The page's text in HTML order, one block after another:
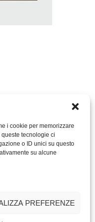
i cookie per memorizzare
tecnologie ci
o ID unici su questo
su alcune
PREFERENZE